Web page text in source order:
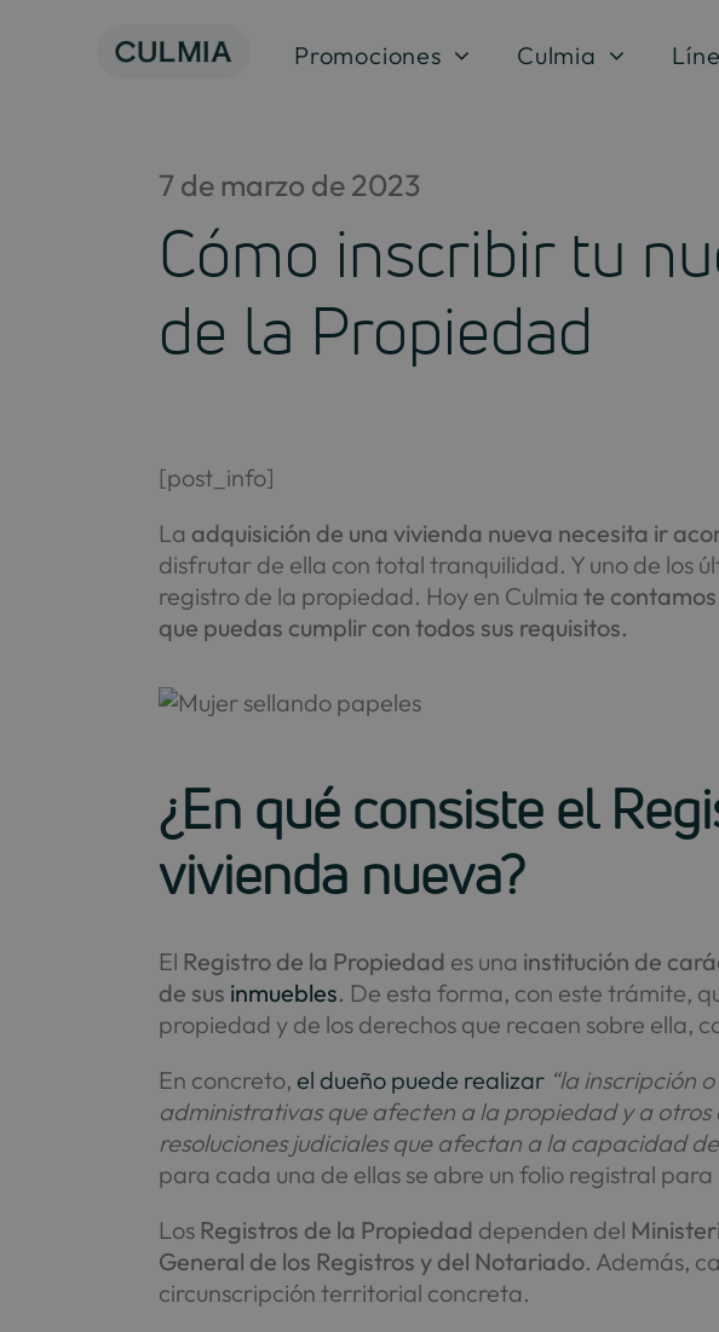
Promociones Culmia
7 de marzo de 2023
Cómo inscribir tu
de la Propiedad
[post_info]
La adquisición de una vivienda nueva necesita ir
disfrutar de ella con total tranquilidad. Y uno de los
registro de la propiedad. Hoy en Culmiate
que puedas cumplir con todos sus requisitos.
¿En qué consiste el
vivienda nueva?
El Registro de la Propiedad es una institución de
de sus inmuebles. De esta forma, con este trámite,
propiedad y de los derechos que recaen sobre ella,
En concreto, el dueño puede realizar “la inscripción
administrativas que afecten a la propiedad y a
resoluciones judiciales que afectan a la capacidad
para cada una de ellas se abre un folio registral
Los Registros de la Propiedad dependen del
General de los Registros y del Notariado. Además,
circunscripción territorial concreta.